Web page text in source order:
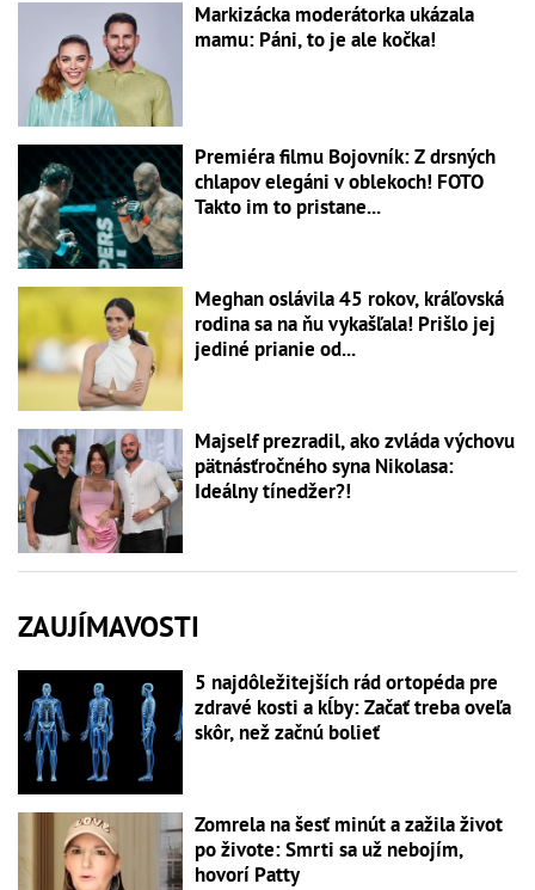
Markizácka moderátorka ukázala
mamu: Páni, to je ale kočka!
Premiéra filmu Bojovník: Z drsných
chlapov elegáni v oblekoch! FOTO
Takto im to pristane...
Meghan oslávila 45 rokov, kráľovská
rodina sa na ňu vykašľala! Prišlo jej
jediné prianie od...
Majself prezradil, ako zvláda výchovu
pätnásťročného syna Nikolasa:
Ideálny tínedžer?!
ZAUJÍMAVOSTI
5 najdôležitejších rád ortopéda pre
zdravé kosti a kĺby: Začať treba oveľa
skôr, než začnú bolieť
Zomrela na šesť minút a zažila život
po živote: Smrti sa už nebojím,
hovorí Patty